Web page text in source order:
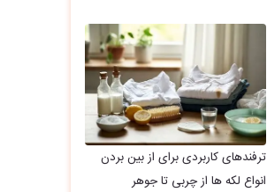
ترفندهای کاربردی برای از بین بردن
انواع لکه ها از چربی تا جوهر